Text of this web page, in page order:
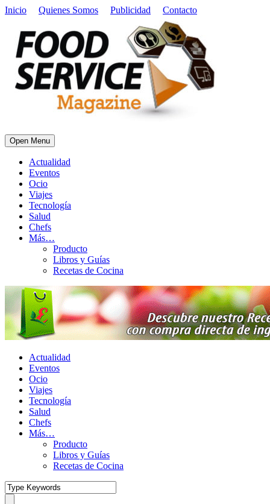
Inicio Quienes Somos Publicidad Contacto
Open Menu
Actualidad
Eventos
Ocio
Viajes
Tecnología
Salud
Chefs
Más…
Producto
Libros y Guías
Recetas de Cocina
Actualidad
Eventos
Ocio
Viajes
Tecnología
Salud
Chefs
Más…
Producto
Libros y Guías
Recetas de Cocina